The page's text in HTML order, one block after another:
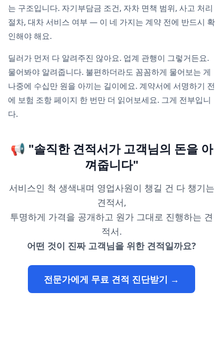
는 구조입니다. 자기부담금 조건, 자차 면책 범위, 사고 처리
절차, 대차 서비스 여부 — 이 네 가지는 계약 전에 반드시 확
인해야 해요.
딜러가 먼저 다 알려주진 않아요. 업계 관행이 그렇거든요.
물어봐야 알려줍니다. 불편하더라도 꼼꼼하게 물어보는 게
나중에 수십만 원을 아끼는 길이에요. 계약서에 서명하기 전
에 보험 조항 페이지 한 번만 더 읽어보세요. 그게 전부입니
다.
📢 "솔직한 견적서가 고객님의 돈을 아
껴줍니다"
서비스인 척 생색내며 영업사원이 챙길 건 다 챙기는
견적서,
투명하게 가격을 공개하고 원가 그대로 진행하는 견
적서.
어떤 것이 진짜 고객님을 위한 견적일까요?
전문가에게 무료 견적 진단받기 →